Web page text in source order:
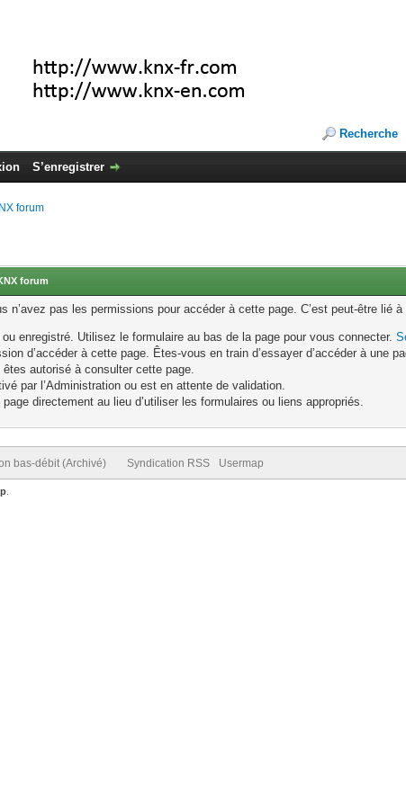
Recherche
S’enregistrer
forum
forum
n’avez pas les permissions pour accéder à cette page. C’est peut-être lié
ou enregistré. Utilisez le formulaire au bas de la page pour vous connecter.
d’accéder à cette page. Êtes-vous en train d’essayer d’accéder à une
autorisé à consulter cette page.
par l’Administration ou est en attente de validation.
directement au lieu d’utiliser les formulaires ou liens appropriés.
bas-débit (Archivé) Syndication RSS Usermap
.